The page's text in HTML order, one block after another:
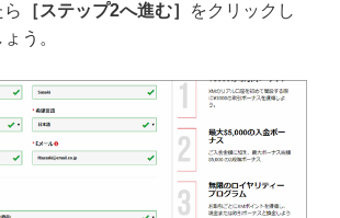
［ステップ2へ進む］
をクリックし
う。